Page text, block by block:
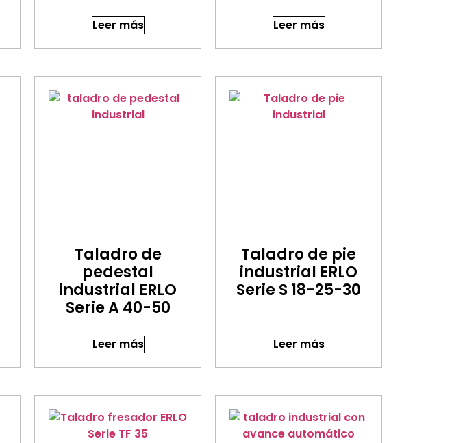
Leer más Leer más
Taladro de
pedestal
industrial ERLO
Serie A 40-50
Leer más
Taladro de pie
industrial ERLO
Serie S 18-25-30
Leer más